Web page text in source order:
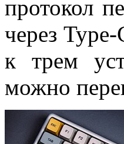
протокол
через
к трем
можно